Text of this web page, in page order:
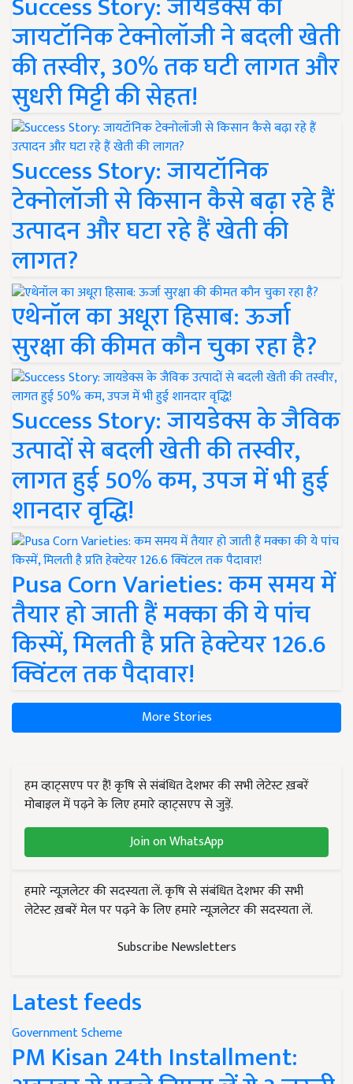
जायटॉनिक टेक्नोलॉजी ने बदली खेती
की तस्वीर, 30% तक घटी लागत और
सुधरी मिट्टी की सेहत!
Success Story: जायटॉनिक
टेक्नोलॉजी से किसान कैसे बढ़ा रहे हैं
उत्पादन और घटा रहे हैं खेती की
लागत?
एथेनॉल का अधूरा हिसाब: ऊर्जा
सुरक्षा की कीमत कौन चुका रहा है?
Success Story: जायडेक्स के जैविक
उत्पादों से बदली खेती की तस्वीर,
लागत हुई 50% कम, उपज में भी हुई
शानदार वृद्धि!
Pusa Corn Varieties: कम समय में
तैयार हो जाती हैं मक्का की ये पांच
किस्में, मिलती है प्रति हेक्टेयर 126.6
क्विंटल तक पैदावार!
More Stories
हम व्हाट्सएप पर हैं! कृषि से संबंधित देशभर की सभी लेटेस्ट ख़बरें
मोबाइल में पढ़ने के लिए हमारे व्हाट्सएप से जुड़ें.
Join on WhatsApp
हमारे न्यूज़लेटर की सदस्यता लें. कृषि से संबंधित देशभर की सभी
लेटेस्ट ख़बरें मेल पर पढ़ने के लिए हमारे न्यूज़लेटर की सदस्यता लें.
Subscribe Newsletters
Latest feeds
Government Scheme
PM Kisan 24th Installment: